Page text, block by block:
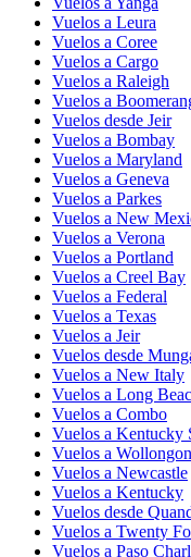
Vuelos a Leura
Vuelos a Coree
Vuelos a Cargo
Vuelos a Raleigh
Vuelos a
Vuelos desde Jeir
Vuelos a Bombay
Vuelos a Maryland
Vuelos a Geneva
Vuelos a Parkes
Vuelos a New
Vuelos a Verona
Vuelos a Portland
Vuelos a Creel Bay
Vuelos a Federal
Vuelos a Texas
Vuelos a Jeir
Vuelos desde
Vuelos a New Italy
Vuelos a Long
Vuelos a Combo
Vuelos a Kentucky
Vuelos a
Vuelos a Newcastle
Vuelos a Kentucky
Vuelos desde
Vuelos a Twenty
Vuelos a Paso